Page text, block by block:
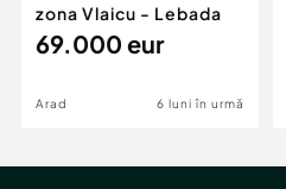
zona Vlaicu - Lebada
69.000 eur
Arad 6 luni în urmă